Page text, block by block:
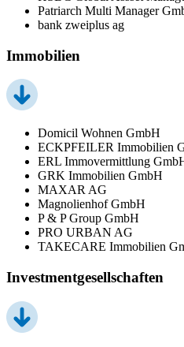
Patriarch Multi Manager
bank zweiplus ag
Immobilien
Domicil Wohnen GmbH
ECKPFEILER Immobilien
ERL Immovermittlung
GRK Immobilien GmbH
MAXAR AG
Magnolienhof GmbH
P & P Group GmbH
PRO URBAN AG
TAKECARE Immobilien
Investmentgesellschaften